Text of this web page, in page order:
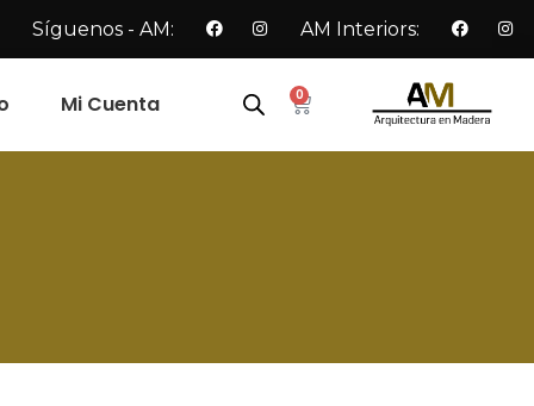
Síguenos - AM: AM Interiors:
Mi Cuenta 0